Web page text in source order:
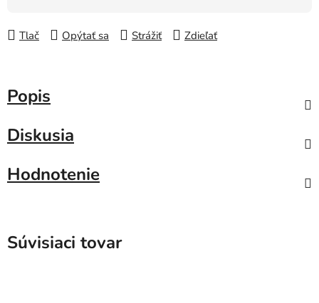
Tlač
Opýtať sa Strážiť Zdieľať
Popis
Diskusia
Hodnotenie
Súvisiaci tovar